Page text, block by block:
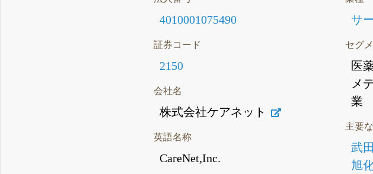
4010001075490
証券コード
2150
会社名
株式会社ケアネット
英語名称
CareNet,Inc.
サ
セグ
医
メ
業
主要
武
旭